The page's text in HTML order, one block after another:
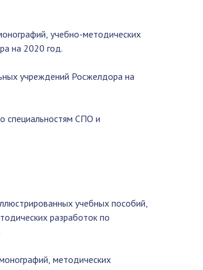
учебно-методических
на 2020 год.
учреждений Росжелдора на
специальностям СПО и
учебных пособий,
разработок по
методических